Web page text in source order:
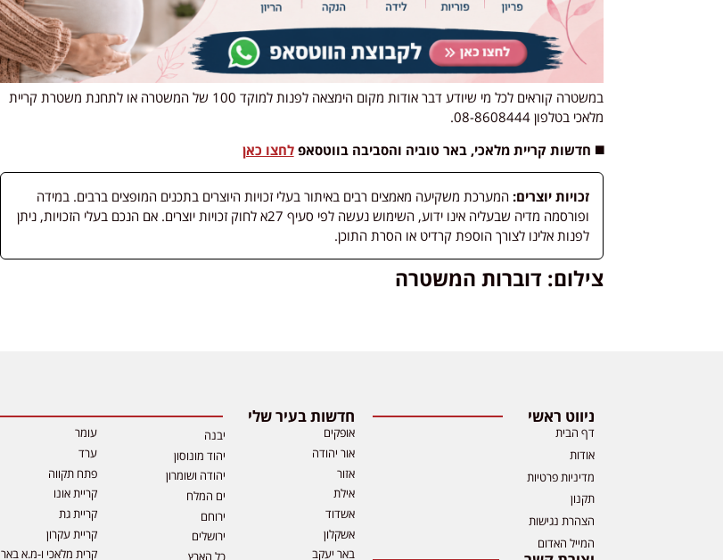
במשטרה קוראים לכל מי שיודע דבר אודות מקום הימצאה לפנות למוקד 100 של המשטרה או לתחנת משטרת קריית
מלאכי בטלפון 08-8608444.
◼️ חדשות קריית מלאכי, באר טוביה והסביבה בווטסאפלחצו כאן
זכויות יוצרים: המערכת משקיעה מאמצים רבים באיתור בעלי זכויות היוצרים בתכנים המופצים ברבים. במידה
ופורסמה מדיה שבעליה אינו ידוע, השימוש נעשה לפי סעיף 27א לחוק זכויות יוצרים. אם הנכם בעלי הזכויות, ניתן
לפנות אלינו לצורך הוספת קרדיט או הסרת התוכן.
צילום: דוברות המשטרה
ניווט ראשי
דף הבית
אודות
מדיניות פרטיות
תקנון
הצהרת נגישות
המייל האדום
חדשות בעיר שלי
אופקים
אור יהודה
אזור
אילת
אשדוד
אשקלון
באר יעקב
יבנה
יהוד מונוסון
יהודה ושומרון
ים המלח
ירוחם
ירושלים
כל הארץ
עומר
ערד
פתח תקווה
קריית אונו
קריית גת
קריית עקרון
קרית מלאכי ו-מ.א באר